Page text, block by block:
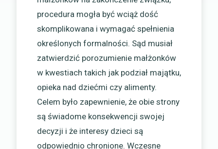
procedura mogła być wciąż dość
skomplikowana i wymagać spełnienia
określonych formalności. Sąd musiał
zatwierdzić porozumienie małżonków
w kwestiach takich jak podział majątku,
opieka nad dziećmi czy alimenty.
Celem było zapewnienie, że obie strony
są świadome konsekwencji swojej
decyzji i że interesy dzieci są
odpowiednio chronione. Wczesne